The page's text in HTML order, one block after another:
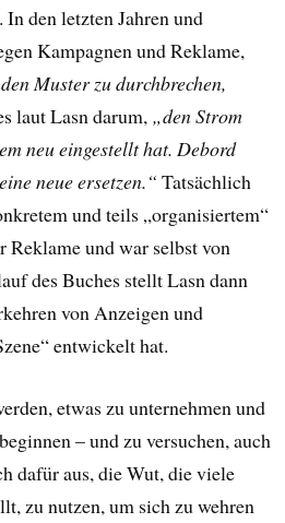
den letzten Jahren und
Kampagnen und Reklame,
Muster zu durchbrechen,
laut Lasn darum, „den Strom
neu eingestellt hat. Debord
neue ersetzen.“ Tatsächlich
und teils „organisiertem“
Reklame und war selbst von
des Buches stellt Lasn dann
von Anzeigen und
entwickelt hat.
etwas zu unternehmen und
– und zu versuchen, auch
dafür aus, die Wut, die viele
zu nutzen, um sich zu wehren